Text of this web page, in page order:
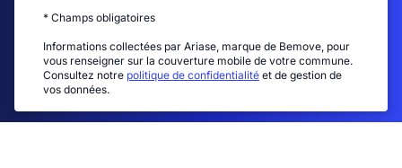
* Champs obligatoires
Informations collectées par Ariase, marque de Bemove, pour
vous renseigner sur la couverture mobile de votre commune.
Consultez notre politique de confidentialité et de gestion de
vos données.